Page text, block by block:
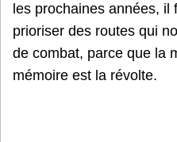
les prochaines années, il
prioriser des routes qui
de combat, parce que la
mémoire est la révolte.